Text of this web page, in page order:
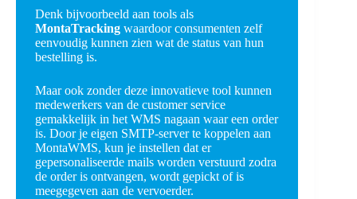
Denk bijvoorbeeld aan tools als
MontaTracking waardoor consumenten zelf
eenvoudig kunnen zien wat de status van hun
bestelling is.
Maar ook zonder deze innovatieve tool kunnen
medewerkers van de customer service
gemakkelijk in het WMS nagaan waar een order
is. Door je eigen SMTP-server te koppelen aan
MontaWMS, kun je instellen dat er
gepersonaliseerde mails worden verstuurd zodra
de order is ontvangen, wordt gepickt of is
meegegeven aan de vervoerder.